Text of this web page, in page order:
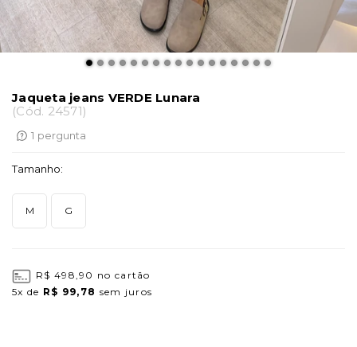
Jaqueta jeans VERDE Lunara
(Cód. 24571)
1 pergunta
Tamanho:
M G
R$ 498,90 no cartão
5x de R$ 99,78 sem juros